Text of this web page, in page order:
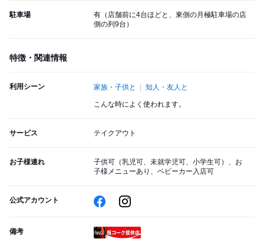
駐車場
有（店舗前に4台ほどと、東側の月極駐車場の店
側の列9台）
特徴・関連情報
利用シーン 家族・子供と 知人・友人と
こんな時によく使われます。
サービス テイクアウト
お子様連れ
子供可（乳児可、未就学児可、小学生可）、お
子様メニューあり、ベビーカー入店可
公式アカウント
備考